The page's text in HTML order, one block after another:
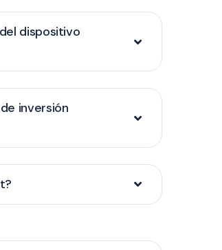
dispositivo
inversión